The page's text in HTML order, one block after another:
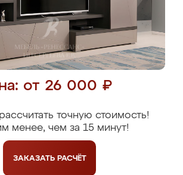
от 26 000 ₽
точную стоимость!
менее, чем за 15 минут!
ЗАКАЗАТЬ РАСЧЁТ